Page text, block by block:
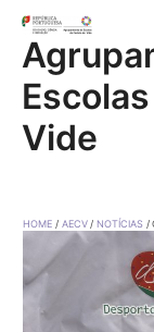
content
Vide
HOME AECV NOTÍCIAS